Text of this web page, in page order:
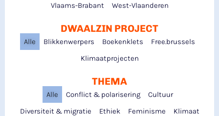
Vlaams-Brabant
West-Vlaanderen
DWAALZIN PROJECT
Blikkenwerpers Boekenklets
Free.brussels
Klimaatprojecten
Alle
THEMA
Conflict & polarisering
Cultuur
Diversiteit & migratie
Ethiek Feminisme
Klimaat
Alle